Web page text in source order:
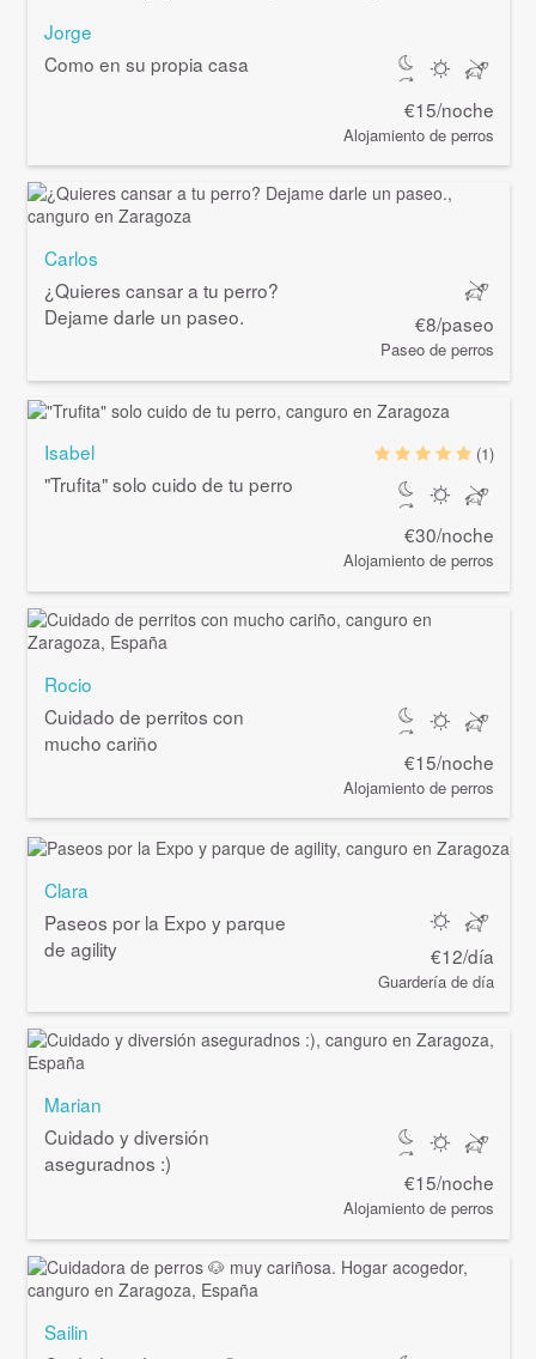
Jorge
Como en su propia casa
€15/noche
Alojamiento de perros
Carlos
¿Quieres cansar a tu perro?
Dejame darle un paseo.
€8/paseo
Paseo de perros
Isabel
"Trufita" solo cuido de tu perro
(1)
€30/noche
Alojamiento de perros
Rocio
Cuidado de perritos con
mucho cariño
€15/noche
Alojamiento de perros
Clara
Paseos por la Expo y parque
de agility
€12/día
Guardería de día
Marian
Cuidado y diversión
aseguradnos :)
€15/noche
Alojamiento de perros
Sailin